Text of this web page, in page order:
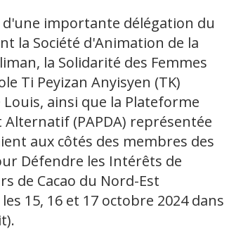
d'une importante délégation du
la Société d'Animation de la
la Solidarité des Femmes
Ti Peyizan Anyisyen (TK)
ainsi que la Plateforme
(PAPDA) représentée
aux côtés des membres des
Défendre les Intérêts de
de Cacao du Nord-Est
15, 16 et 17 octobre 2024 dans